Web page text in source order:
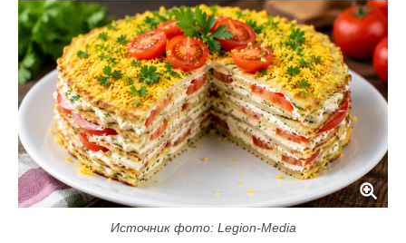
Источник фото: Legion-Media